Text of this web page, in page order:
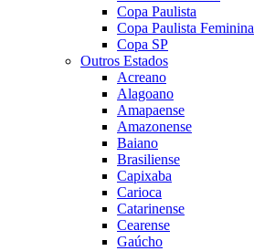
Copa Paulista
Copa Paulista Feminina
Copa SP
Outros Estados
Acreano
Alagoano
Amapaense
Amazonense
Baiano
Brasiliense
Capixaba
Carioca
Catarinense
Cearense
Gaúcho